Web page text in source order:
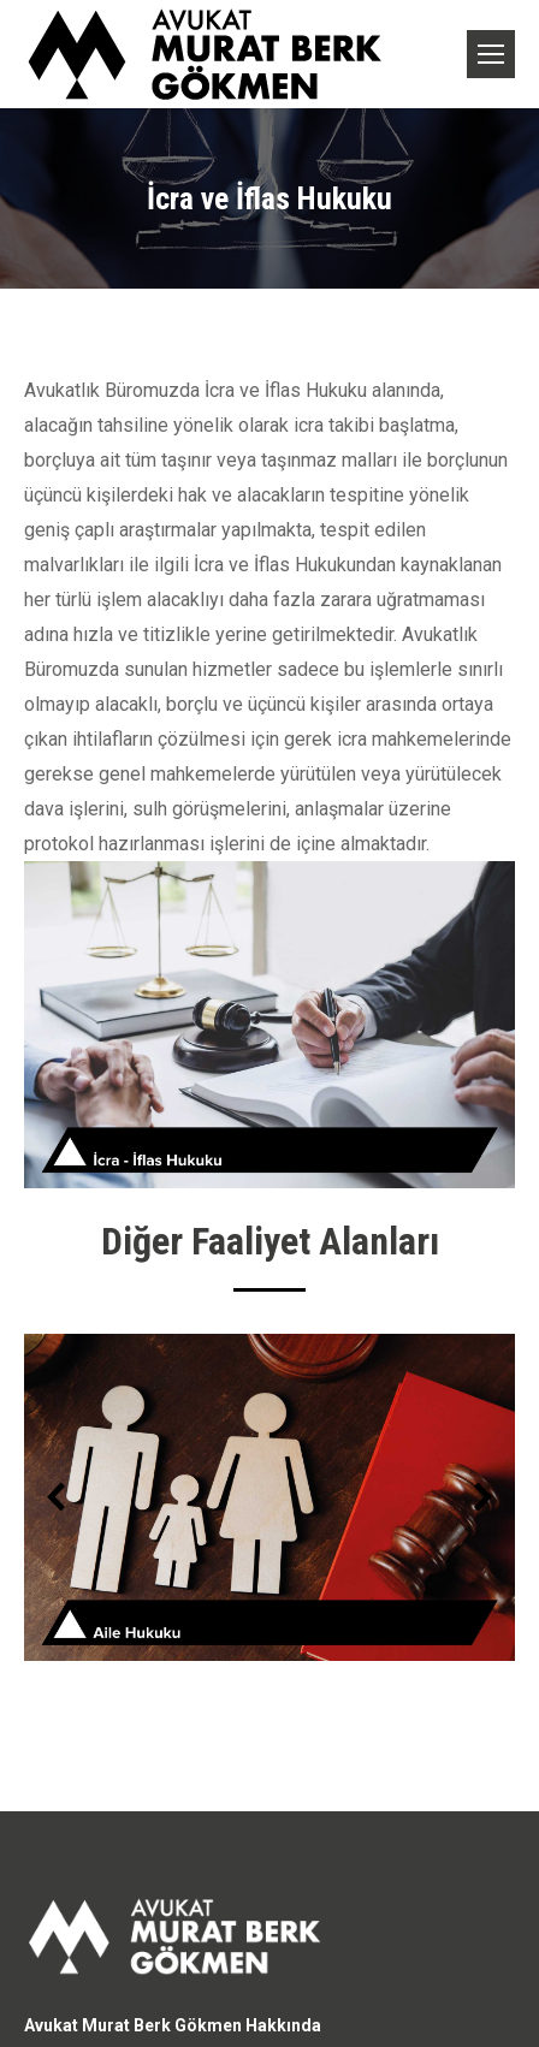
İcra ve İflas Hukuku
You are here:
Avukatlık Büromuzda İcra ve İflas Hukuku alanında,
alacağın tahsiline yönelik olarak icra takibi başlatma,
borçluya ait tüm taşınır veya taşınmaz malları ile borçlunun
üçüncü kişilerdeki hak ve alacakların tespitine yönelik
geniş çaplı araştırmalar yapılmakta, tespit edilen
malvarlıkları ile ilgili İcra ve İflas Hukukundan kaynaklanan
her türlü işlem alacaklıyı daha fazla zarara uğratmaması
adına hızla ve titizlikle yerine getirilmektedir. Avukatlık
Büromuzda sunulan hizmetler sadece bu işlemlerle sınırlı
olmayıp alacaklı, borçlu ve üçüncü kişiler arasında ortaya
çıkan ihtilafların çözülmesi için gerek icra mahkemelerinde
gerekse genel mahkemelerde yürütülen veya yürütülecek
dava işlerini, sulh görüşmelerini, anlaşmalar üzerine
protokol hazırlanması işlerini de içine almaktadır.
Diğer Faaliyet Alanları
Avukat Murat Berk Gökmen Hakkında